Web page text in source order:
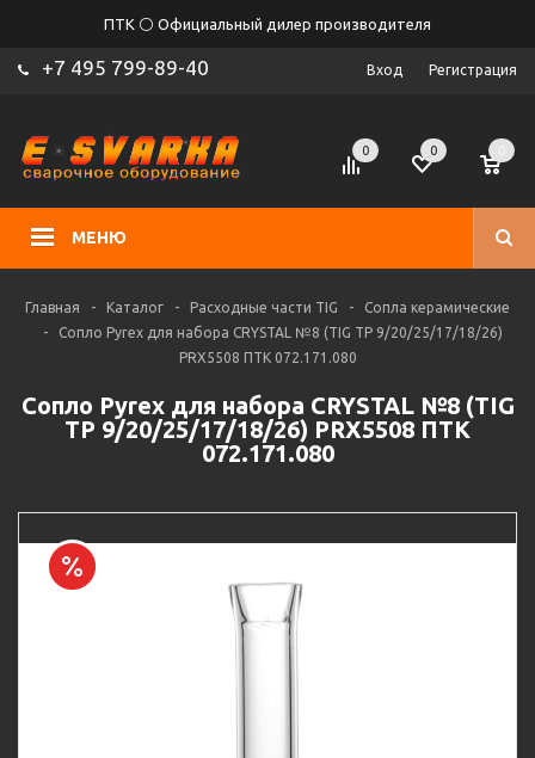
ПТК ⚪ Официальный дилер производителя
+7 495 799-89-40 Вход Регистрация
МЕНЮ
0 0
Главная - Каталог - Расходные части TIG -
Сопла керамические
-
Сопло Pyrex для набора CRYSTAL №8 (TIG TP 9/20/25/17/18/26)
PRX5508 ПТК 072.171.080
Сопло Pyrex для набора CRYSTAL №8 (TIG
TP 9/20/25/17/18/26) PRX5508 ПТК
072.171.080